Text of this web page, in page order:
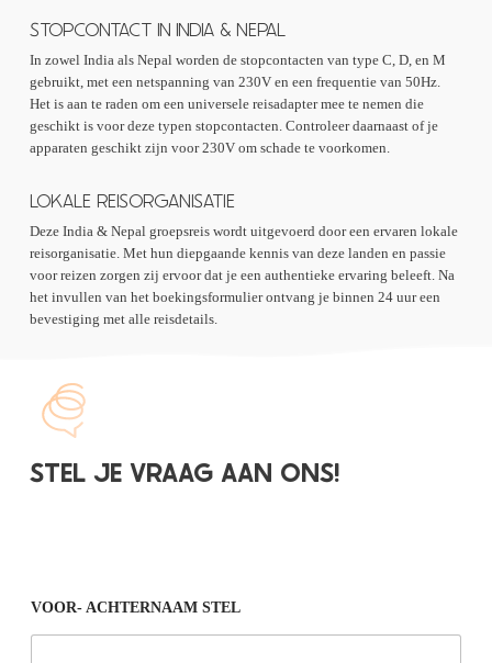
STOPCONTACT IN INDIA & NEPAL
In zowel India als Nepal worden de stopcontacten van type C, D, en M
gebruikt, met een netspanning van 230V en een frequentie van 50Hz.
Het is aan te raden om een universele reisadapter mee te nemen die
geschikt is voor deze typen stopcontacten. Controleer daarnaast of je
apparaten geschikt zijn voor 230V om schade te voorkomen.
LOKALE REISORGANISATIE
Deze India & Nepal groepsreis wordt uitgevoerd door een ervaren lokale
reisorganisatie. Met hun diepgaande kennis van deze landen en passie
voor reizen zorgen zij ervoor dat je een authentieke ervaring beleeft. Na
het invullen van het boekingsformulier ontvang je binnen 24 uur een
bevestiging met alle reisdetails.
STEL JE VRAAG AAN ONS!
VOOR- ACHTERNAAM STEL